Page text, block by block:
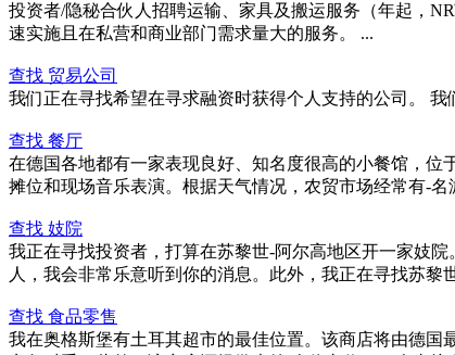
投资者/隐秘合伙人招聘运输、家具及搬运服务（年起，
速实施且在私营和商业部门需求量大的服务。 ...
查找 贸易公司
我们正在寻找希望在寻求融资时获得个人支持的公司。
查找 餐厅
在德国各地都有一家表现良好、知名度很高的小餐馆，
摊位和现场音乐表演。根据天气情况，农贸市场经常有-名
查找 妓院
我正在寻找投资者，打算在苏黎世-阿尔高地区开一家妓
人，我会非常乐意听到你的消息。此外，我正在寻找苏黎
查找 食品零售
我在奥格斯堡有土耳其超市的最佳位置。该商店将由德